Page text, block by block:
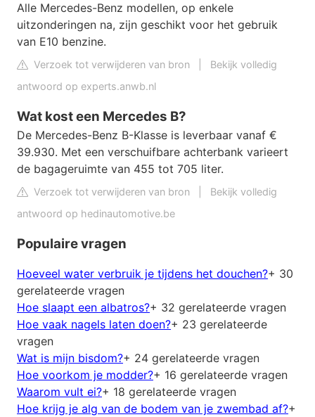
Alle Mercedes-Benz modellen, op enkele
uitzonderingen na, zijn geschikt voor het gebruik
van E10 benzine.
Verzoek tot verwijderen van bron
Bekijk volledig
antwoord op experts.anwb.nl
Wat kost een Mercedes B?
De Mercedes-Benz B-Klasse is leverbaar vanaf €
39.930. Met een verschuifbare achterbank varieert
de bagageruimte van 455 tot 705 liter.
Verzoek tot verwijderen van bron
Bekijk volledig
antwoord op hedinautomotive.be
Populaire vragen
Hoeveel water verbruik je tijdens het douchen?+ 30
gerelateerde vragen
Hoe slaapt een albatros?+ 32 gerelateerde vragen
Hoe vaak nagels laten doen?+ 23 gerelateerde
vragen
Wat is mijn bisdom?+ 24 gerelateerde vragen
Hoe voorkom je modder?+ 16 gerelateerde vragen
Waarom vult ei?+ 18 gerelateerde vragen
Hoe krijg je alg van de bodem van je zwembad af?+